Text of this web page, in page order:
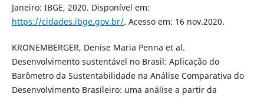
Janeiro: IBGE, 2020. Disponível em:
https://cidades.ibge.gov.br/. Acesso em: 16 nov.2020.
KRONEMBERGER, Denise Maria Penna et al.
Desenvolvimento sustentável no Brasil: Aplicação do
Barômetro da Sustentabilidade na Análise Comparativa do
Desenvolvimento Brasileiro: uma análise a partir da